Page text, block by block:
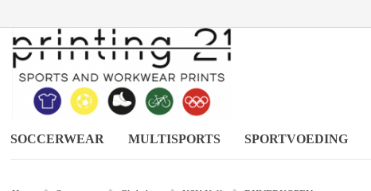
SOCCERWEAR MULTISPORTS SPORTVOEDING